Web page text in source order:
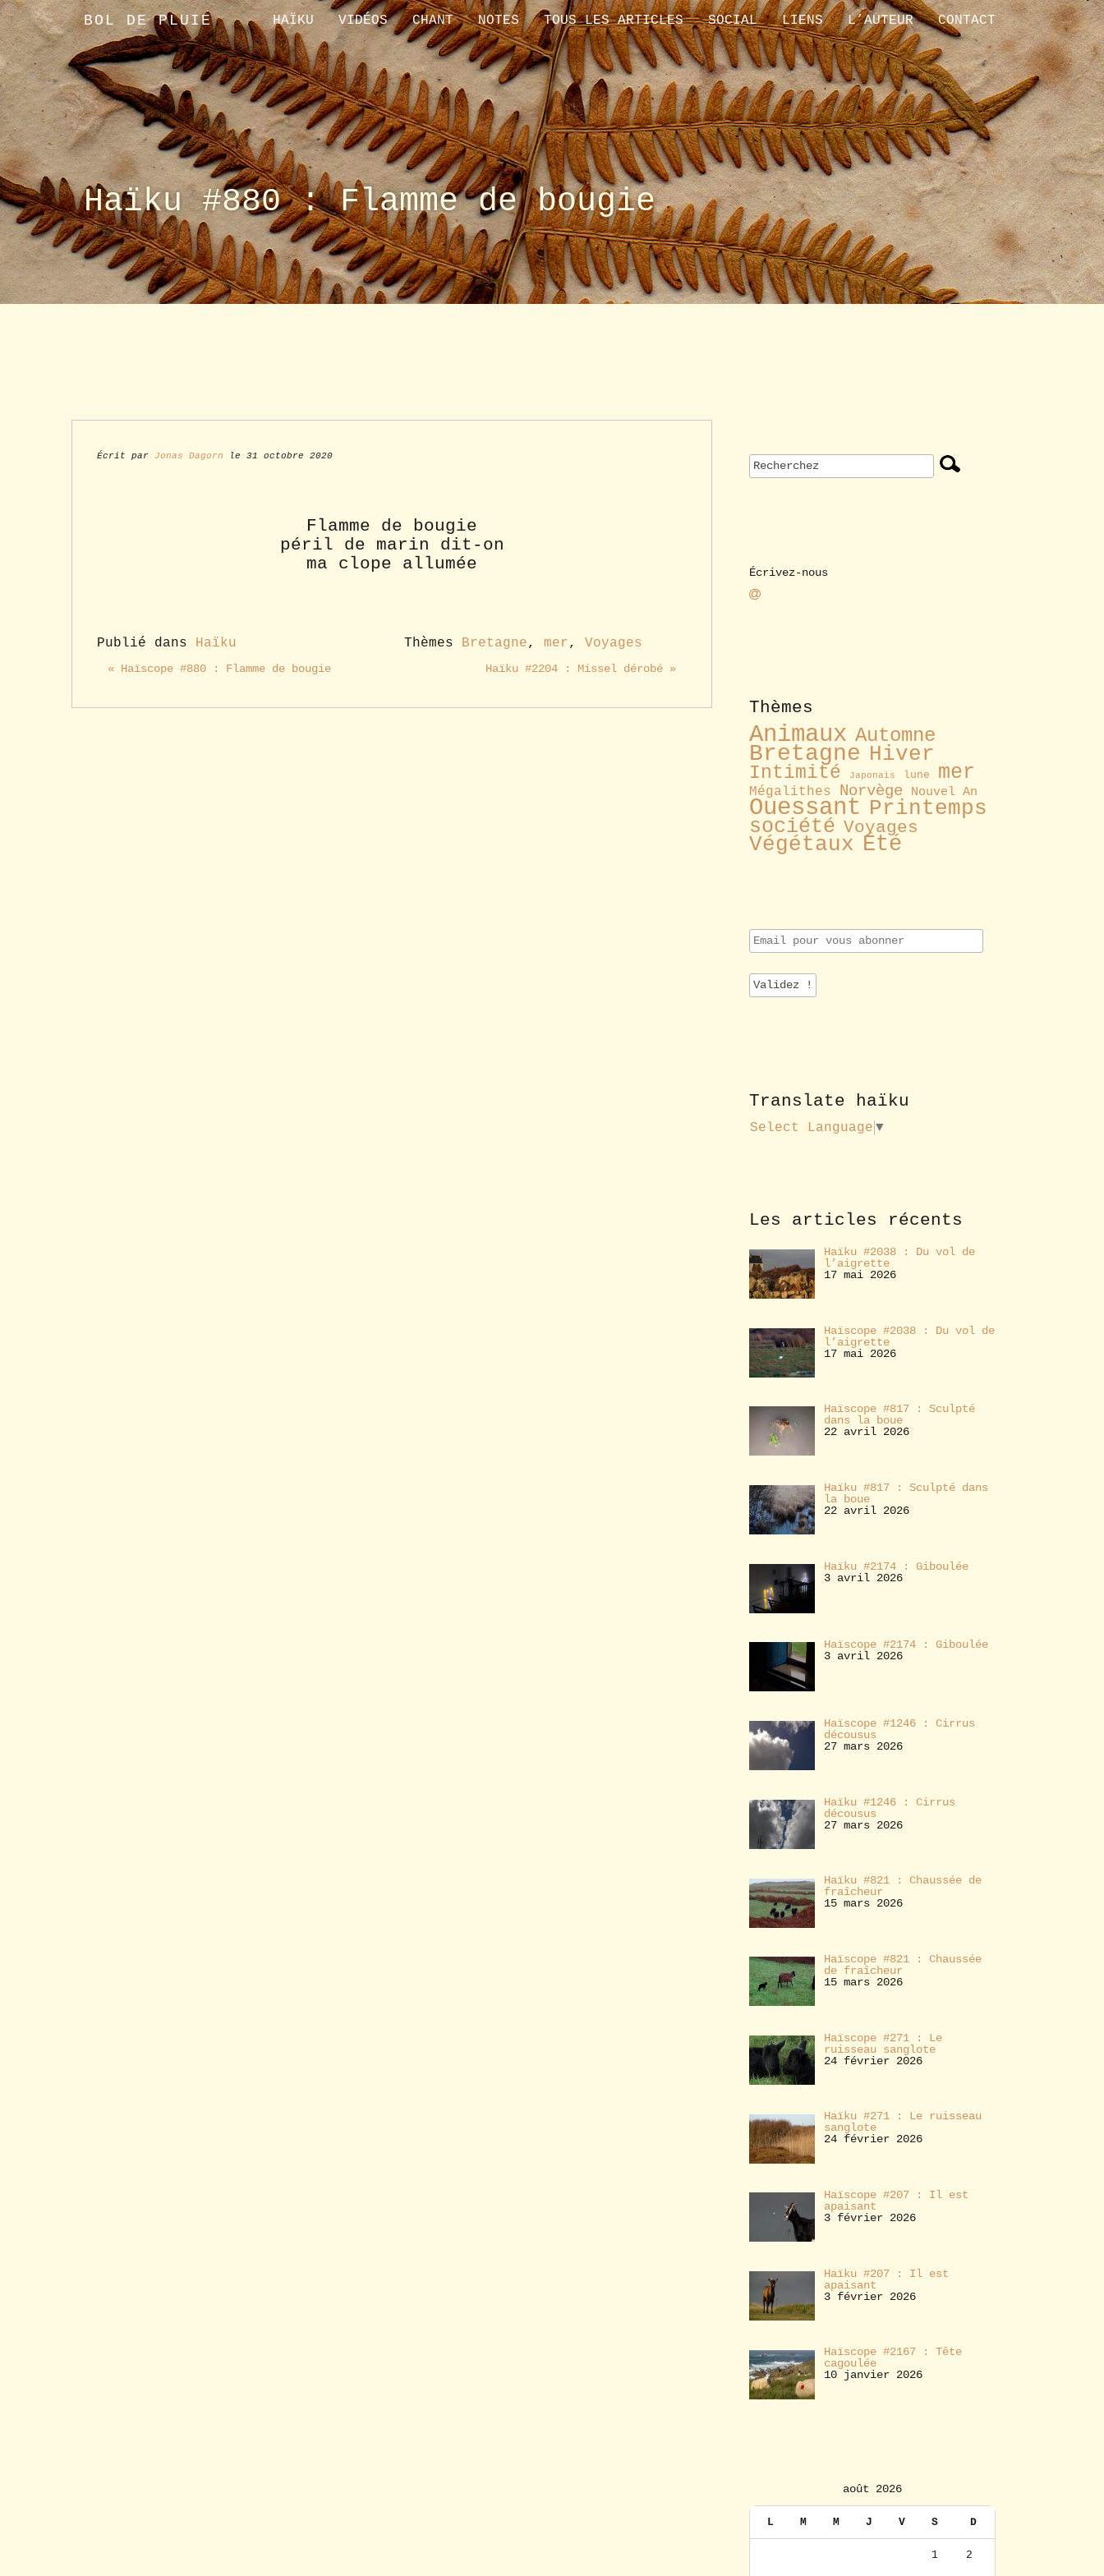
BOL DE PLUIE HAÏKU VIDÉOS CHANT NOTES TOUS LES ARTICLES SOCIAL LIENS L’AUTEUR CONTACT
Haïku #880 : Flamme de bougie
Écrit par Jonas Dagorn le 31 octobre 2020
Flamme de bougie
péril de marin dit-on
ma clope allumée
Publié dans Haïku Thèmes Bretagne, mer , Voyages
« Haïscope #880 : Flamme de bougie Haïku #2204 : Missel dérobé »
Écrivez-nous
Thèmes
Animaux Automne
Bretagne Hiver
Intimité Japonais lune mer
Mégalithes Norvège Nouvel An
Ouessant Printemps
société Voyages
Végétaux Été
E
m
i
l
o
u
s
e
Translate haïku
Select Language ▼
Les articles récents
Haïku #2038 : Du vol de
l’aigrette
17 mai 2026
Haïscope #2038 : Du vol de
l’aigrette
17 mai 2026
Haïscope #817 : Sculpté
dans la boue
22 avril 2026
Haïku #817 : Sculpté dans
la boue
22 avril 2026
Haïku #2174 : Giboulée
3 avril 2026
Haïscope #2174 : Giboulée
3 avril 2026
Haïscope #1246 : Cirrus
décousus
27 mars 2026
Haïku #1246 : Cirrus
décousus
27 mars 2026
Haïku #821 : Chaussée de
fraîcheur
15 mars 2026
Haïscope #821 : Chaussée
de fraîcheur
15 mars 2026
Haïscope #271 : Le
ruisseau sanglote
24 février 2026
Haïku #271 : Le ruisseau
sanglote
24 février 2026
Haïscope #207 : Il est
apaisant
3 février 2026
Haïku #207 : Il est
apaisant
3 février 2026
Haïscope #2167 : Tête
cagoulée
10 janvier 2026
août 2026
L M M J V S D
1 2